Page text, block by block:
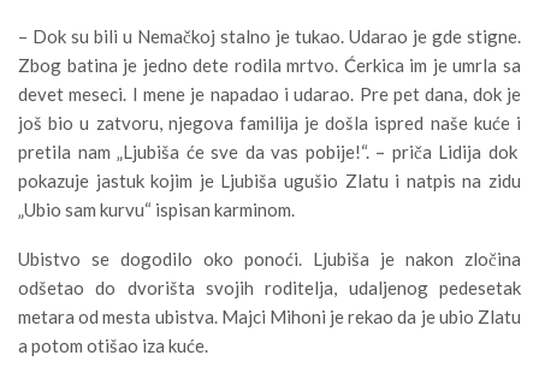
– Dok su bili u Nemačkoj stalno je tukao. Udarao je gde stigne.
Zbog batina je jedno dete rodila mrtvo. Ćerkica im je umrla sa
devet meseci. I mene je napadao i udarao. Pre pet dana, dok je
još bio u zatvoru, njegova familija je došla ispred naše kuće i
pretila nam „Ljubiša će sve da vas pobije!“. – priča Lidija dok
pokazuje jastuk kojim je Ljubiša ugušio Zlatu i natpis na zidu
„Ubio sam kurvu“ ispisan karminom.
Ubistvo se dogodilo oko ponoći. Ljubiša je nakon zločina
odšetao do dvorišta svojih roditelja, udaljenog pedesetak
metara od mesta ubistva. Majci Mihoni je rekao da je ubio Zlatu
a potom otišao iza kuće.